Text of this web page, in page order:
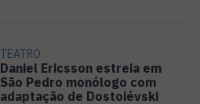
TEATRO
Daniel Ericsson estreia em
São Pedro monólogo com
adaptação de Dostoiévski